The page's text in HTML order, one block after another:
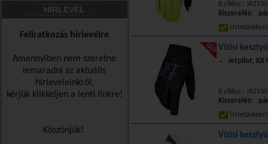
HÍRLEVÉL
Feliratkozás hírlevélre
Amennyiben nem szeretne
lemaradni az aktuális
hírleveleinkről,
kérjük klikkeljen a lenti linkre!
Köszönjük!
B.cikksz.:
Kiszerelés:
Vízisí
Jetpilot, RX
B.cikksz.:
Kiszerelés:
Vízisí